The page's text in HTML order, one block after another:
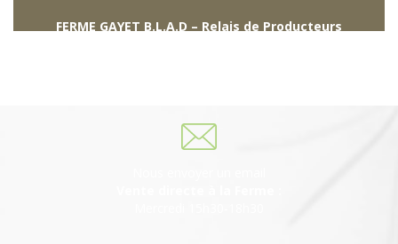
FERME GAYET B.L.A.D – Relais de Producteurs